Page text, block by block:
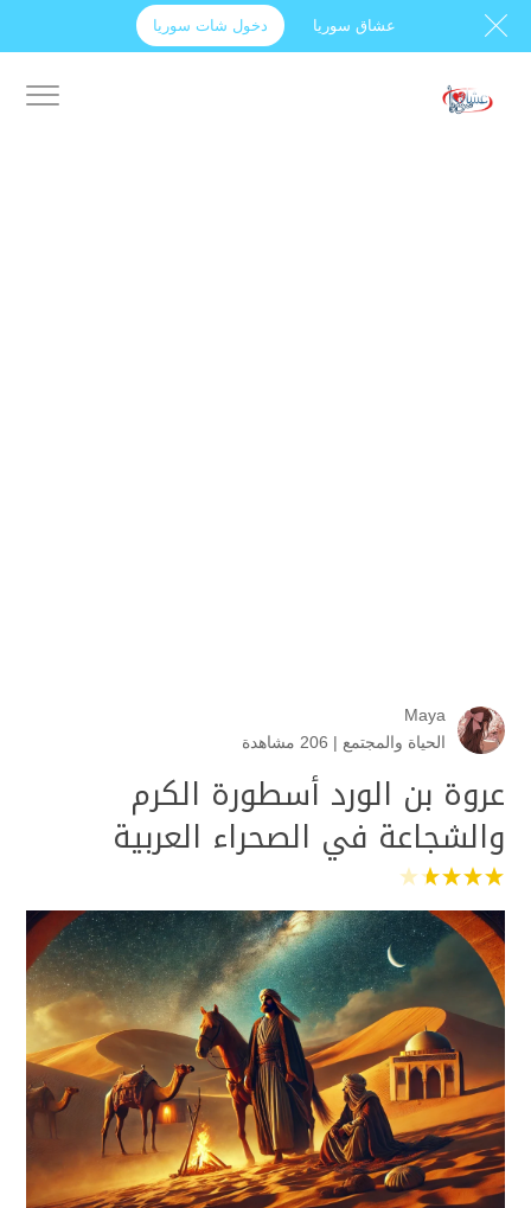
عشاق سوريا دخول شات سوريا
Maya
الحياة والمجتمع | 206 مشاهدة
عروة بن الورد أسطورة الكرم
والشجاعة في الصحراء العربية